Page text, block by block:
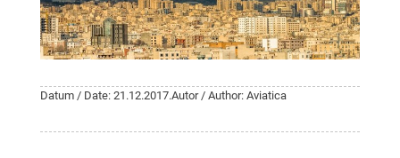
Datum / Date: 21.12.2017.Autor / Author: Aviatica